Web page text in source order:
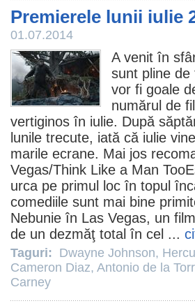
Premierele lunii iulie
01.07.2014
A venit în
sunt pline
vor fi goale
numărul de
vertiginos în iulie. După
lunile trecute, iată că iulie
marile ecrane. Mai jos
Vegas/Think Like a Man
urca pe primul loc în topul
comediile sunt mai bine
Nebunie în Las Vegas, un
de un dezmăţ total în cel ...
Taguri: Dwayne Johnson,
Cameron Diaz, Antonio de la
Carney